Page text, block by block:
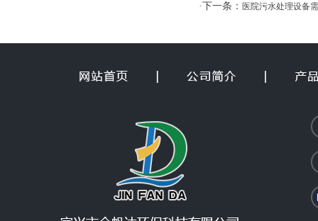
·下一条： 医院污水处理设备